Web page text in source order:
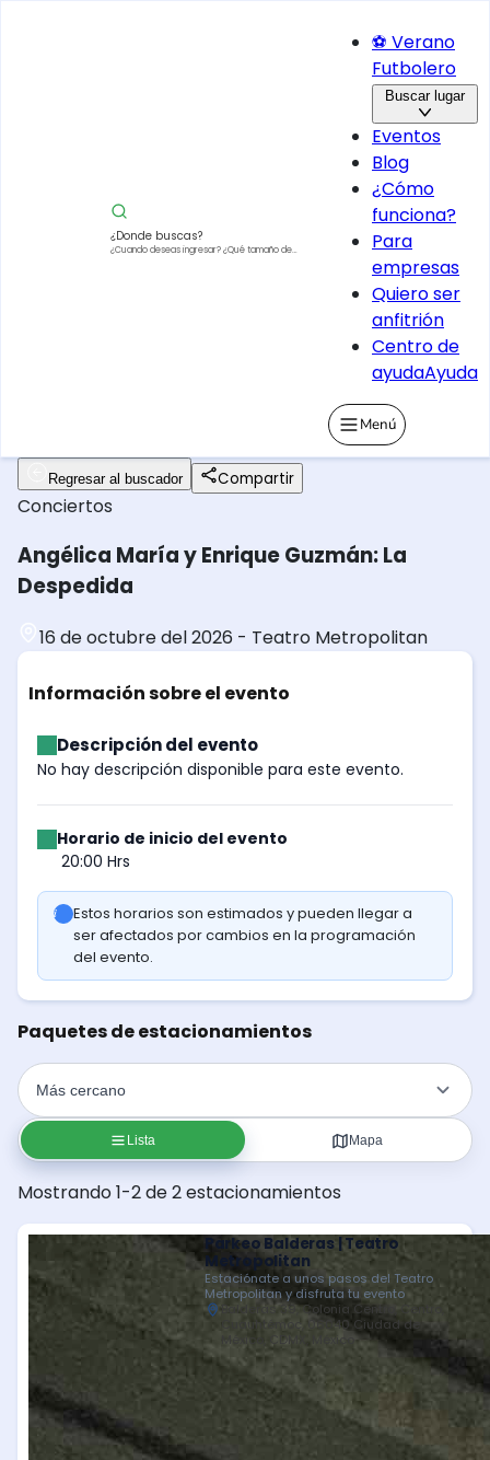
¿Donde buscas?
¿Cuando deseas ingresar?¿Qué tamaño de
⚽ Verano
Futbolero
Buscar lugar
Eventos
Blog
¿Cómo
funciona?
Para
empresas
Quiero ser
anfitrión
Centro de
ayudaAyuda
Menú
Regresar al buscador Compartir
Conciertos
Angélica María y Enrique Guzmán: La
Despedida
16 de octubre del 2026 - Teatro Metropolitan
Información sobre el evento
Descripción del evento
No hay descripción disponible para este evento.
Horario de inicio del evento
20:00 Hrs
Estos horarios son estimados y pueden llegar a
ser afectados por cambios en la programación
del evento.
Paquetes de estacionamientos
Lista Mapa
Mostrando 1-2 de 2 estacionamientos
Parkeo Balderas | Teatro
Metropolitan
Estaciónate a unos pasos del Teatro
Metropolitan y disfruta tu evento
Balderas 39, Colonia Centro, Centro,
Cuauhtémoc, 06040 Ciudad de
México, CDMX, México